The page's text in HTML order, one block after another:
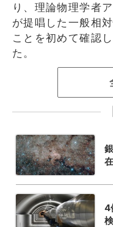
り、理論物理学者
が提唱した一般相
ことを初めて確認
た。
4